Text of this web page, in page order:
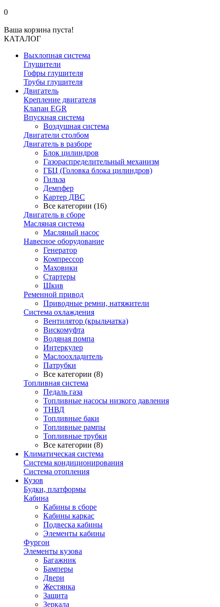
0
Ваша корзина пуста!
КАТАЛОГ
Выхлопная система
Глушители
Гофры глушителя
Трубы глушителя
Двигатель
Крепление двигателя
Клапан EGR
Впускная система
Воздушная система
Двигатели столбом
Двигатель в разборе
Блок цилиндров
Газораспределительный механизм
ГБЦ (Головка блока цилиндров)
Гильза
Демпфер
Картер ДВС
Все категории (16)
Двигатель в сборе
Масляная система
Масляный насос
Навесное оборудование
Генератор
Компрессор
Маховики
Стартеры
Шкив
Ременной привод
Приводные ремни, натяжители
Система охлаждения
Вентилятор (крыльчатка)
Вискомуфта
Водяная помпа
Интеркулер
Маслоохладитель
Патрубки
Все категории (8)
Топливная система
Педаль газа
Топливные насосы низкого давления
ТНВД
Топливные баки
Топливные рампы
Топливные трубки
Все категории (8)
Климатическая система
Система кондиционирования
Система отопления
Кузов
Будки, платформы
Кабина
Кабины в сборе
Кабины каркас
Подвеска кабины
Элементы кабины
Фургон
Элементы кузова
Багажник
Бамперы
Двери
Жестянка
Защита
Зеркала